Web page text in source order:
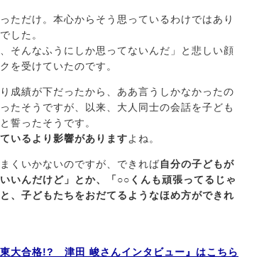
ただけ。本心からそう思っているわけではあり
した。
そんなふうにしか思ってないんだ」と悲しい顔
を受けていたのです。
成績が下だったから、ああ言うしかなかったの
たそうですが、以来、大人同士の会話を子ども
誓ったそうです。
いるより影響がありますよね。
くいかないのですが、できれば自分の子どもが
いんだけど」とか、「○○くんも頑張ってるじゃ
、子どもたちをおだてるようなほめ方ができれ
大合格!? 津田 峻さんインタビュー』はこちら